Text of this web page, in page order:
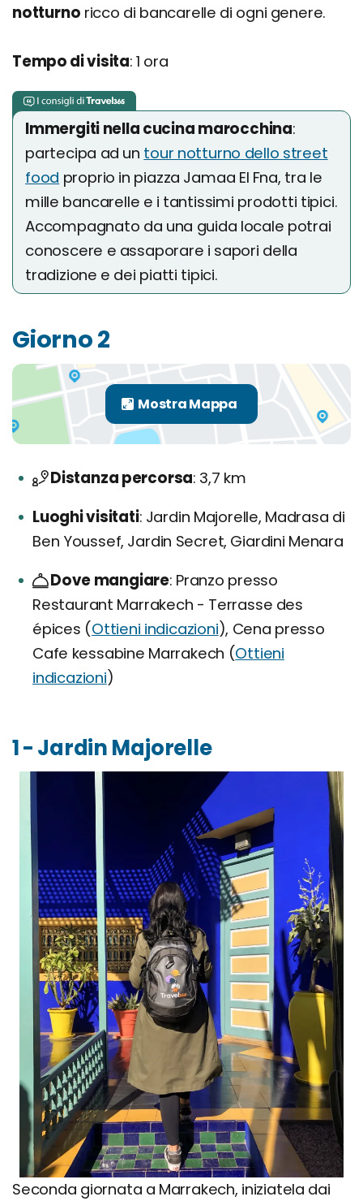
notturno ricco di bancarelle di ogni genere.
Tempo di visita: 1 ora
Immergiti nella cucina marocchina:
partecipa ad un tour notturno dello street
food proprio in piazza Jamaa El Fna, tra le
mille bancarelle e i tantissimi prodotti tipici.
Accompagnato da una guida locale potrai
conoscere e assaporare i sapori della
tradizione e dei piatti tipici.
Giorno 2
Distanza percorsa 3,7 km
Luoghi visitati Jardin Majorelle, Madrasa di
Ben Youssef, Jardin Secret, Giardini Menara
Dove mangiare Pranzo presso
Restaurant Marrakech - Terrasse des
épices (Ottieni indicazioni), Cena presso
Cafe kessabine Marrakech (Ottieni
indicazioni)
1 - Jardin Majorelle
Seconda giornata a Marrakech, iniziatela dai